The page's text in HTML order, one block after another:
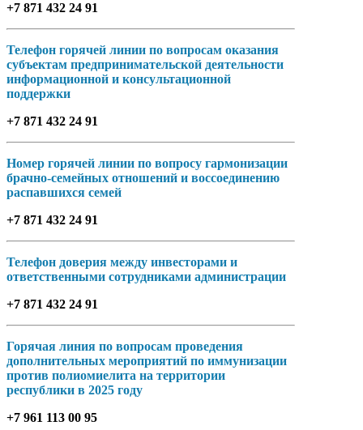
+7 871 432 24 91
Телефон горячей линии по вопросам оказания
субъектам предпринимательской деятельности
информационной и консультационной
поддержки
+7 871 432 24 91
Номер горячей линии по вопросу гармонизации
брачно-семейных отношений и воссоединению
распавшихся семей
+7 871 432 24 91
Телефон доверия между инвесторами и
ответственными сотрудниками администрации
+7 871 432 24 91
Горячая линия по вопросам проведения
дополнительных мероприятий по иммунизации
против полиомиелита на территории
республики в 2025 году
+7 961 113 00 95